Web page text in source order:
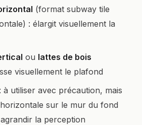
(format subway tile
: élargit visuellement la
ou lattes de bois
visuellement le plafond
: à utiliser avec précaution, mais
sur le mur du fond
la perception